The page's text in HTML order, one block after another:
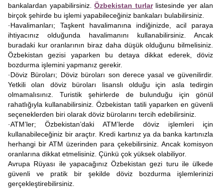
bankalardan yapabilirsiniz. Özbekistan turlarlistesinde yer alan
birçok şehirde bu işlemi yapabileceğiniz bankaları bulabilirsiniz.
·Havalimanları; Taşkent havalimanına indiğinizde, acil paraya
ihtiyacınız olduğunda havalimanını kullanabilirsiniz. Ancak
buradaki kur oranlarının biraz daha düşük olduğunu bilmelisiniz.
Özbekistan gezisi yaparken bu detaya dikkat ederek, döviz
bozdurma işlemini yapmanız gerekir.
·Döviz Büroları; Döviz büroları son derece yasal ve güvenilirdir.
Yetkili olan döviz büroları lisanslı olduğu için asla tedirgin
olmamalısınız. Turistik şehirlerde de bulunduğu için gönül
rahatlığıyla kullanabilirsiniz. Özbekistan tatili yaparken en güvenli
seçeneklerden biri olarak döviz bürolarını tercih edebilirsiniz.
·ATM’ler; Özbekistan’daki ATM’lerde döviz işlemleri için
kullanabileceğiniz bir araçtır. Kredi kartınız ya da banka kartınızla
herhangi bir ATM üzerinden para çekebilirsiniz. Ancak komisyon
oranlarına dikkat etmelisiniz. Çünkü çok yüksek olabiliyor.
Avrupa Rüyası ile yapacağınız Özbekistan gezi turu ile ülkede
güvenli ve pratik bir şekilde döviz bozdurma işlemlerinizi
gerçekleştirebilirsiniz.